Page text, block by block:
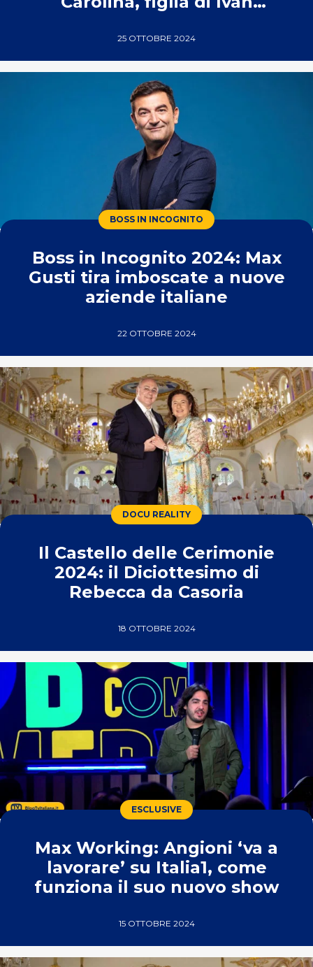
25 OTTOBRE 2024
BOSS IN INCOGNITO
Boss in Incognito 2024: Max
Gusti tira imboscate a nuove
aziende italiane
22 OTTOBRE 2024
DOCU REALITY
Il Castello delle Cerimonie
2024: il Diciottesimo di
Rebecca da Casoria
18 OTTOBRE 2024
ESCLUSIVE
Max Working: Angioni ‘va a
lavorare’ su Italia1, come
funziona il suo nuovo show
15 OTTOBRE 2024